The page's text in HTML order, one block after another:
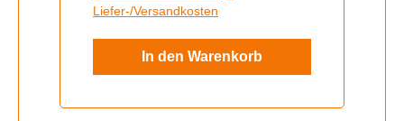
Liefer-/Versandkosten
In den Warenkorb